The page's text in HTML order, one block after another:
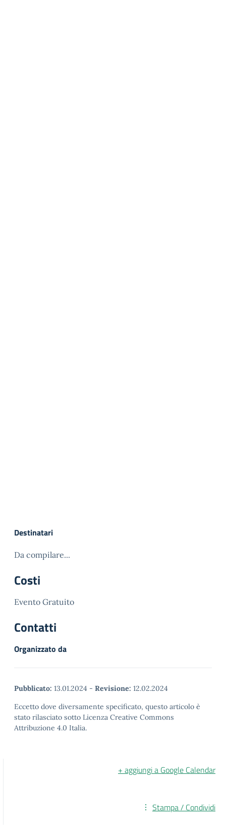
Destinatari
Da compilare...
Costi
Evento Gratuito
Contatti
Organizzato da
Pubblicato: 13.01.2024 - Revisione: 12.02.2024
Eccetto dove diversamente specificato, questo articolo è
stato rilasciato sotto Licenza Creative Commons
Attribuzione 4.0 Italia.
+ aggiungi a Google Calendar
Stampa / Condividi